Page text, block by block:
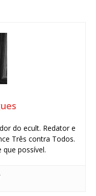
do ecult. Redator e
Três contra Todos.
que possível.